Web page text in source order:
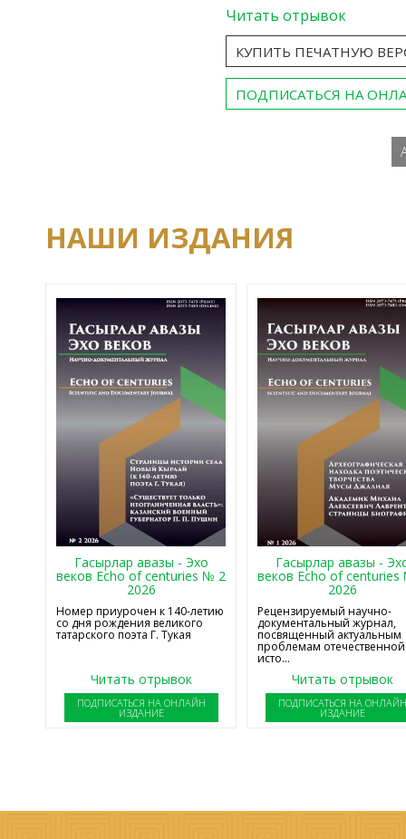
Читать отрывок
КУПИТЬ ПЕЧАТНУЮ
ПОДПИСАТЬСЯ НА
НАШИ ИЗДАНИЯ
Гасырлар авазы - Эхо
веков Echo of centuries № 2
2026
Номер приурочен к 140-летию
со дня рождения великого
татарского поэта Г. Тукая
Читать отрывок
ПОДПИСАТЬСЯ НА ОНЛАЙН
ИЗДАНИЕ
Гасырлар авазы -
веков Echo of
2026
Рецензируемый научно-
документальный журнал,
посвященный актуальным
проблемам отечественной
исто...
Читать отрывок
ПОДПИСАТЬСЯ НА
ИЗДАНИЕ